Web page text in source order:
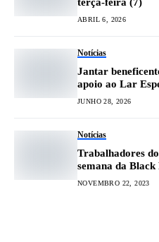
ABRIL 6, 2026
Notícias
Jantar
apoio ao Lar
JUNHO 28, 2026
Notícias
Trabalhadores
semana da
NOVEMBRO 22, 2023